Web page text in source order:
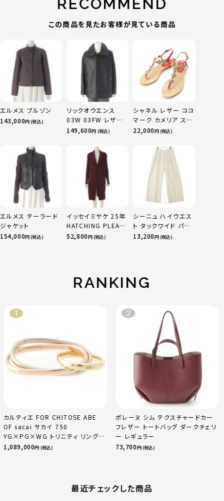
RECOMMEND
この商品を見たお客様が見ている商品
エルメス ブルゾン
143,000円 (税込)
リックオウエンス
03W 03FW レザー
TRUCKER ライダー
ー ブラック Ｍ
149,600円 (税込)
シャネル レザー ココ
マーク カメリア スエ
ード サンダル ベージ
22,000円 (税込)
エルメス テーラード
ジャケット
154,000円 (税込)
イッセイミヤケ 25年
HATCHING PLEATS
プリーツ ロング ジャ
52,800円 (税込)
シーニュ ハイウエス
ト タックワイド パン
ツ ボトムス オフホワ
13,200円 (税込)
RANKING
カルティエ FOR CHITOSE ABE
OF sacai サカイ 750
YG×PG×WG トリニティ リング
指輪 マルチカラー 50 51 52
1,089,000円 (税込)
ポレーヌ シム テクスチャードカー
フレザー トートバッグ ダークチェリ
ー レギュラー
73,700円 (税込)
最近チェックした商品